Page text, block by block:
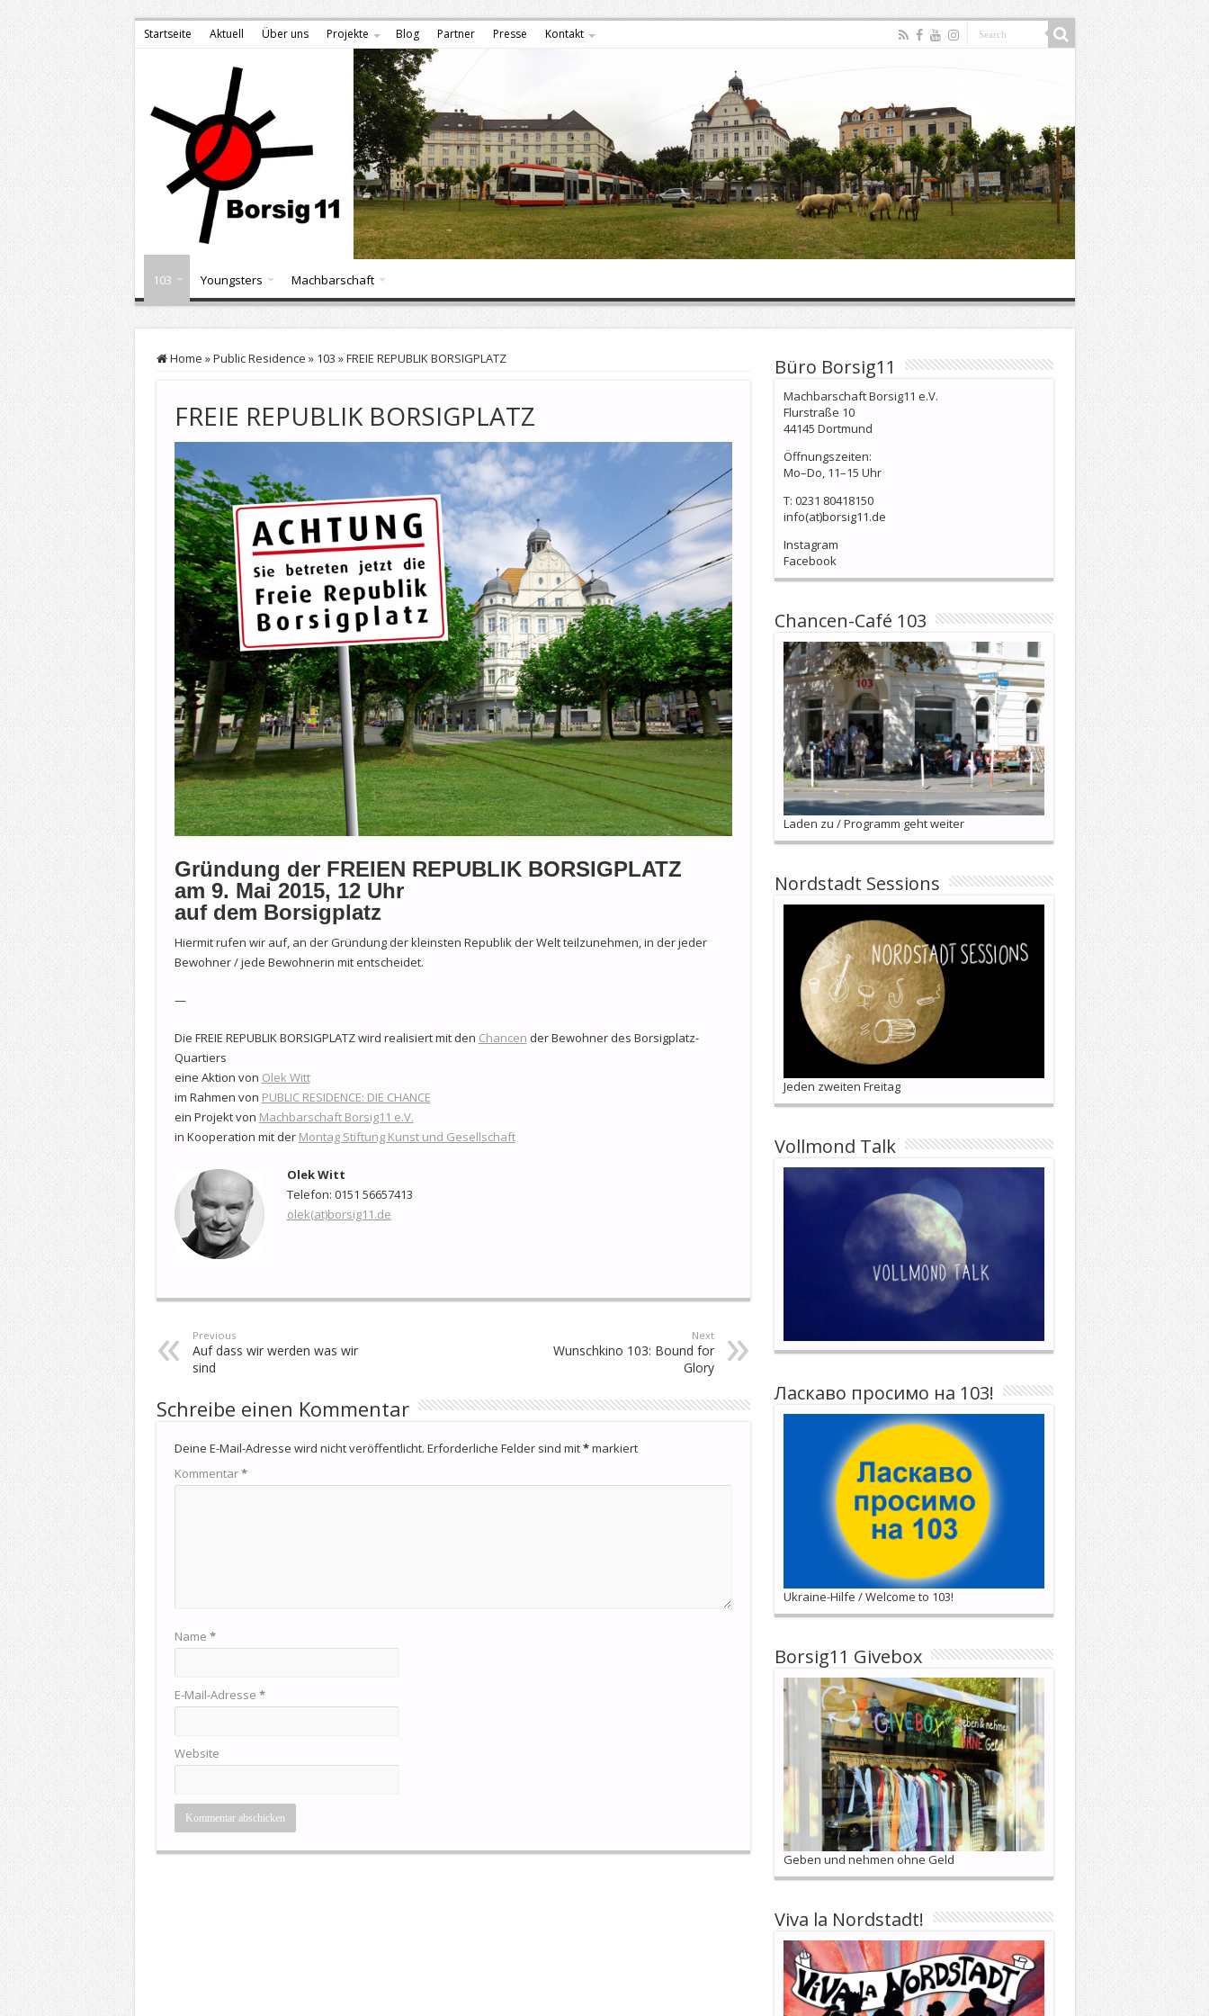
Startseite Aktuell Über uns Projekte Blog Partner Presse Kontakt
103 Youngsters Machbarschaft
Home »Public Residence » 103 »FREIE REPUBLIK BORSIGPLATZ
FREIE REPUBLIK BORSIGPLATZ
Gründung der FREIEN REPUBLIK BORSIGPLATZ
am 9. Mai 2015, 12 Uhr
auf dem Borsigplatz
Hiermit rufen wir auf, an der Gründung der kleinsten Republik der Welt teilzunehmen, in der jeder
Bewohner / jede Bewohnerin mit entscheidet.
—
Die FREIE REPUBLIK BORSIGPLATZ wird realisiert mit den Chancen der Bewohner des Borsigplatz-
Quartiers
eine Aktion von Olek Witt
im Rahmen von PUBLIC RESIDENCE: DIE CHANCE
ein Projekt von Machbarschaft Borsig11 e.V.
in Kooperation mit der Montag Stiftung Kunst und Gesellschaft
Olek Witt
Telefon: 0151 56657413
olek(at)borsig11.de
Previous
Auf dass wir werden was wir
sind
Next
Wunschkino 103: Bound for
Glory
Schreibe einen Kommentar
Deine E-Mail-Adresse wird nicht veröffentlicht. Erforderliche Felder sind mit*markiert
Kommentar*
Name *
E-Mail-Adresse *
Website
Büro Borsig11
Machbarschaft Borsig11 e.V.
Flurstraße 10
44145 Dortmund
Öffnungszeiten:
Mo–Do, 11–15 Uhr
T: 0231 80418150
info(at)borsig11.de
Instagram
Facebook
Chancen-Café 103
Laden zu / Programm geht weiter
Nordstadt Sessions
Jeden zweiten Freitag
Vollmond Talk
Ласкаво просимо на 103!
Ukraine-Hilfe / Welcome to 103!
Borsig11 Givebox
Geben und nehmen ohne Geld
Viva la Nordstadt!